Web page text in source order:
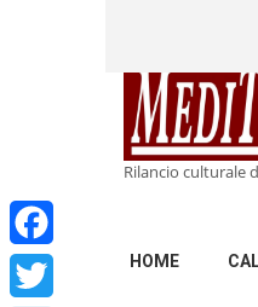
Rilancio culturale
HOME
Facebook